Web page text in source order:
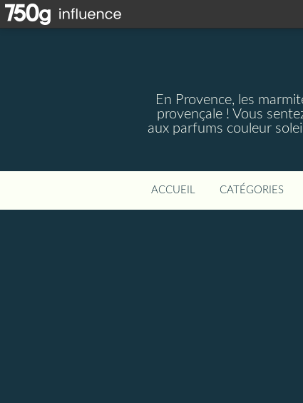
En Provence, les
provençale ! Vous
aux parfums couleur
ACCUEIL CATÉGORIES